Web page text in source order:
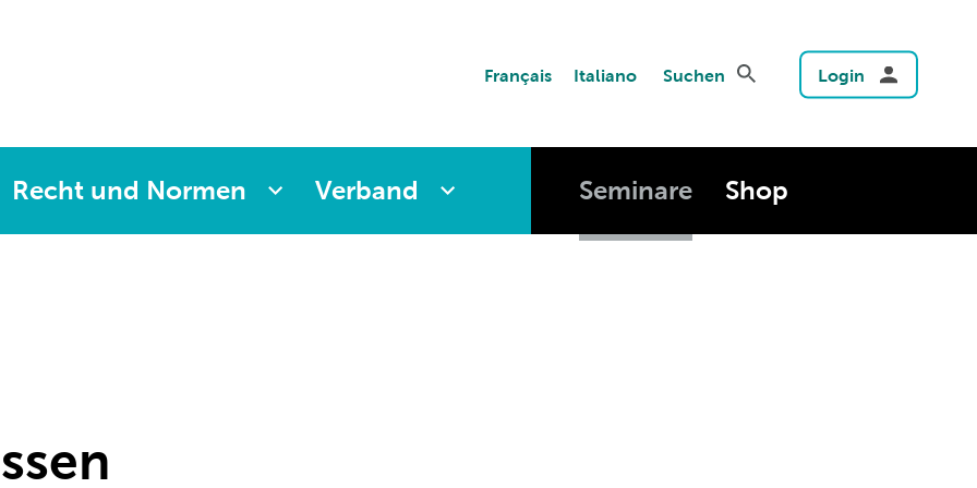
Français Italiano Suchen Login
Recht und Normen Verband Seminare Shop